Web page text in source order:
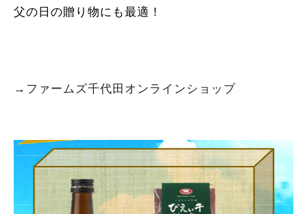
父の日の贈り物にも最適！
→ファームズ千代田オンラインショップ